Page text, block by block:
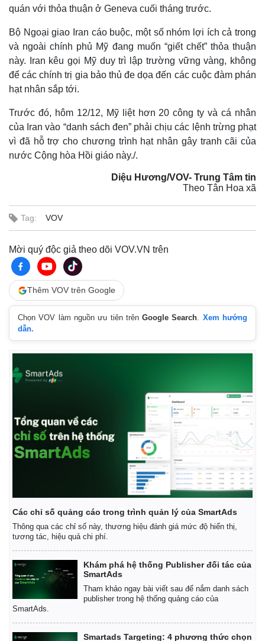
Quan sát
Cuộc sống đó đây
Hồ sơ
Video
quán với thỏa thuận ở Geneva cuối tháng trước.
Bộ Ngoại giao Iran cáo buộc, một số nhóm lợi ích cả trong
và ngoài chính phủ Mỹ đang muốn “giết chết” thỏa thuận
này. Iran kêu gọi Mỹ duy trì lập trường vững vàng, không
để các chính trị gia bảo thủ đe dọa đến các cuộc đàm phán
hạt nhân sắp tới.
Trước đó, hôm 12/12, Mỹ liệt hơn 20 công ty và cá nhân
của Iran vào “danh sách đen” phải chịu các lệnh trừng phạt
vì đã hỗ trợ cho chương trình hạt nhân gây tranh cãi của
nước Cộng hòa Hồi giáo này./.
Diệu Hương/VOV- Trung Tâm tin
Theo Tân Hoa xã
Tag: VOV
Mời quý độc giả theo dõi VOV.VN trên
Thêm VOV trên Google
Chọn VOV làm nguồn ưu tiên trênGoogle Search. Xem hướng
dẫn.
Các chỉ số quảng cáo trong trình quản lý của SmartAds
Thông qua các chỉ số này, thương hiệu đánh giá mức độ hiển thị,
tương tác, hiệu quả chi phí.
Khám phá hệ thống Publisher đối tác của
SmartAds
Tham khảo ngay bài viết sau để nắm danh sách
publisher trong hệ thống quảng cáo của
SmartAds.
Smartads Targeting: 4 phương thức chọn